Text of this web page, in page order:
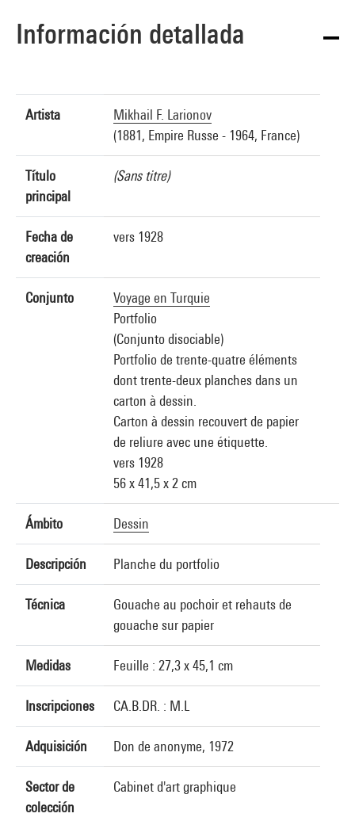
Información detallada
Artista
Mikhail F. Larionov
(1881, Empire Russe - 1964, France)
Título
principal
(Sans titre)
Fecha de
creación
vers 1928
Conjunto
Voyage en Turquie
Portfolio
(Conjunto disociable)
Portfolio de trente-quatre éléments
dont trente-deux planches dans un
carton à dessin.
Carton à dessin recouvert de papier
de reliure avec une étiquette.
vers 1928
56 x 41,5 x 2 cm
Ámbito Dessin
Descripción Planche du portfolio
Técnica
Gouache au pochoir et rehauts de
gouache sur papier
Medidas Feuille : 27,3 x 45,1 cm
Inscripciones CA.B.DR. : M.L
Adquisición Don de anonyme, 1972
Sector de
colección
Cabinet d'art graphique